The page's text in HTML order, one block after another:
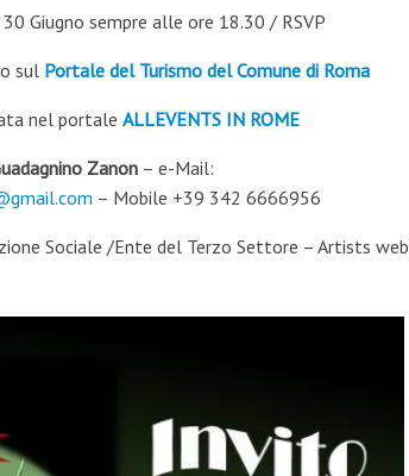
Giugno sempre alle ore 18.30 / RSVP
sul Portale del Turismo del Comune di Roma
nel portale ALLEVENTS IN ROME
Zanon – e-Mail:
– Mobile +39 342 6666956
Sociale /Ente del Terzo Settore – Artists web